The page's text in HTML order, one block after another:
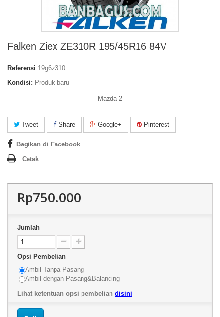
Falken Ziex ZE310R 195/45R16 84V
Referensi 19g6z310
Kondisi: Produk baru
Mazda 2
Tweet Share Google+ Pinterest
Bagikan di Facebook
Cetak
Rp750.000
Jumlah
Opsi Pembelian
Ambil Tanpa Pasang
Ambil dengan Pasang&Balancing
Lihat ketentuan opsi pembelian disini